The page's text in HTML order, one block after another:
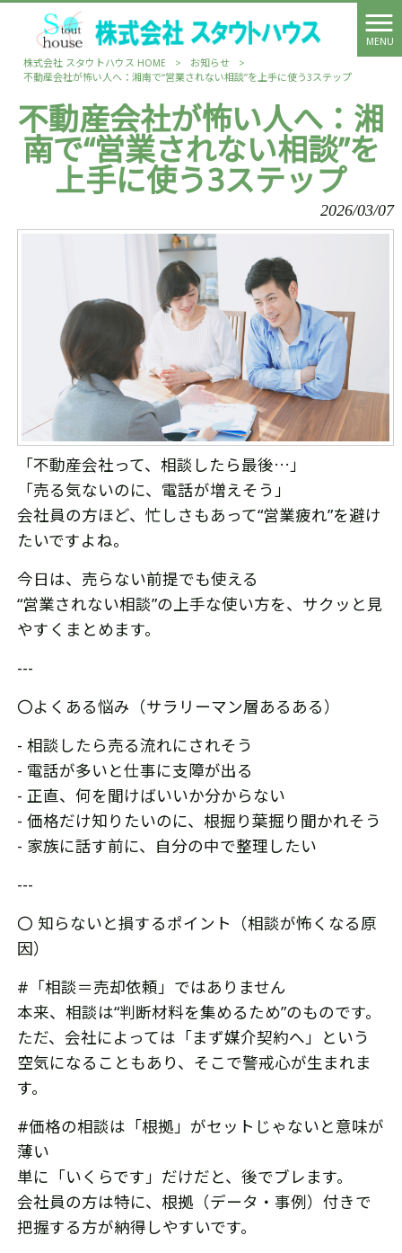
MENU
株式会社 スタウトハウス HOME
> お知らせ
>
不動産会社が怖い人へ：湘南で“営業されない相談”を上手に使う3ステップ
不動産会社が怖い人へ：湘
南で“営業されない相談”を
上手に使う3ステップ
2026/03/07
「不動産会社って、相談したら最後…」
「売る気ないのに、電話が増えそう」
会社員の方ほど、忙しさもあって“営業疲れ”を避け
たいですよね。
今日は、売らない前提でも使える
“営業されない相談”の上手な使い方を、サクッと見
やすくまとめます。
---
〇よくある悩み（サラリーマン層あるある）
- 相談したら売る流れにされそう
- 電話が多いと仕事に支障が出る
- 正直、何を聞けばいいか分からない
- 価格だけ知りたいのに、根掘り葉掘り聞かれそう
- 家族に話す前に、自分の中で整理したい
---
〇 知らないと損するポイント（相談が怖くなる原
因）
#「相談＝売却依頼」ではありません
本来、相談は“判断材料を集めるため”のものです。
ただ、会社によっては「まず媒介契約へ」という
空気になることもあり、そこで警戒心が生まれま
す。
#価格の相談は「根拠」がセットじゃないと意味が
薄い
単に「いくらです」だけだと、後でブレます。
会社員の方は特に、根拠（データ・事例）付きで
把握する方が納得しやすいです。